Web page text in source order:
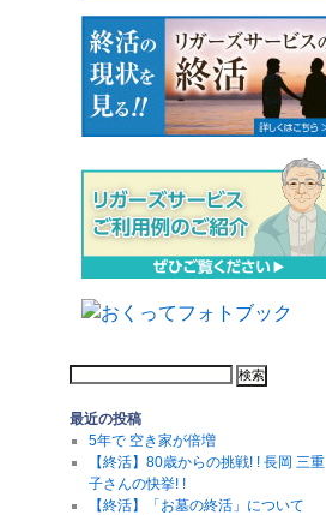
最近の投稿
5年で 空き家が倍増
【終活】80歳からの挑戦! ! 長岡 三重
子さんの快挙! !
【終活】「お墓の終活」について